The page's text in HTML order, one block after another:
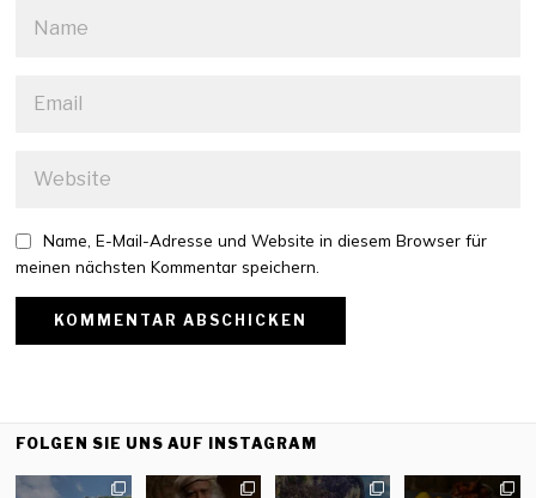
Name, E-Mail-Adresse und Website in diesem Browser für
meinen nächsten Kommentar speichern.
FOLGEN SIE UNS AUF INSTAGRAM